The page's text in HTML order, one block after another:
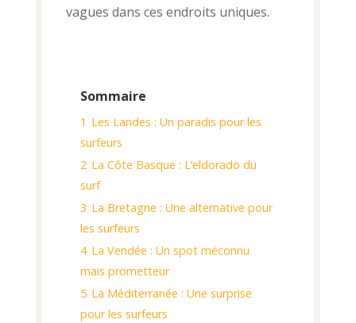
vagues dans ces endroits uniques.
Sommaire
1 Les Landes : Un paradis pour les
surfeurs
2 La Côte Basque : L’eldorado du
surf
3 La Bretagne : Une alternative pour
les surfeurs
4 La Vendée : Un spot méconnu
mais prometteur
5 La Méditerranée : Une surprise
pour les surfeurs